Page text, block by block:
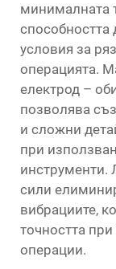
минималната
способността
условия за
операцията.
електрод –
позволява
и сложни
при
инструменти.
сили
вибрациите,
точността
операции.